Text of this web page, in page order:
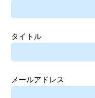
タイトル
メールアドレス